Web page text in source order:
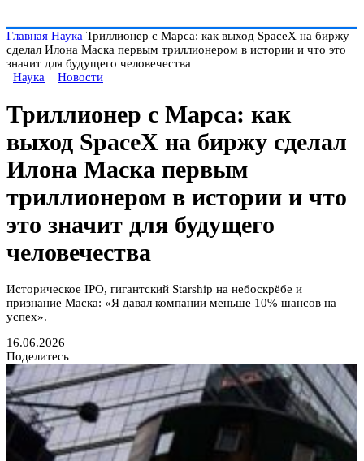
Главная Наука Триллионер с Марса: как выход SpaceX на биржу
сделал Илона Маска первым триллионером в истории и что это
значит для будущего человечества
Наука
Новости
Триллионер с Марса: как
выход SpaceX на биржу сделал
Илона Маска первым
триллионером в истории и что
это значит для будущего
человечества
Историческое IPO, гигантский Starship на небоскрёбе и
признание Маска: «Я давал компании меньше 10% шансов на
успех».
16.06.2026
Поделитесь